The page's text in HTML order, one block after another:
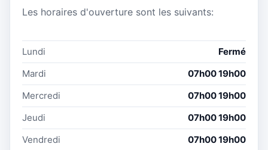
Les horaires d'ouverture sont les suivants:
Lundi
Fermé
Mardi
07h00 19h00
Mercredi
07h00 19h00
Jeudi
07h00 19h00
Vendredi
07h00 19h00